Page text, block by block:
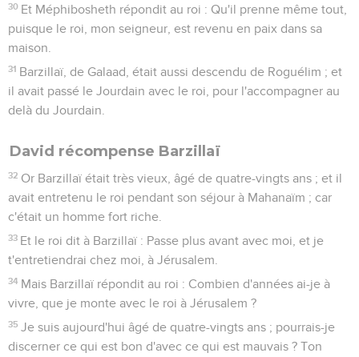
30 Et Méphibosheth répondit au roi : Qu'il prenne même tout,
puisque le roi, mon seigneur, est revenu en paix dans sa
maison.
31 Barzillaï, de Galaad, était aussi descendu de Roguélim ; et
il avait passé le Jourdain avec le roi, pour l'accompagner au
delà du Jourdain.
David récompense Barzillaï
32 Or Barzillaï était très vieux, âgé de quatre-vingts ans ; et il
avait entretenu le roi pendant son séjour à Mahanaïm ; car
c'était un homme fort riche.
33 Et le roi dit à Barzillaï : Passe plus avant avec moi, et je
t'entretiendrai chez moi, à Jérusalem.
34 Mais Barzillaï répondit au roi : Combien d'années ai-je à
vivre, que je monte avec le roi à Jérusalem ?
35 Je suis aujourd'hui âgé de quatre-vingts ans ; pourrais-je
discerner ce qui est bon d'avec ce qui est mauvais ? Ton